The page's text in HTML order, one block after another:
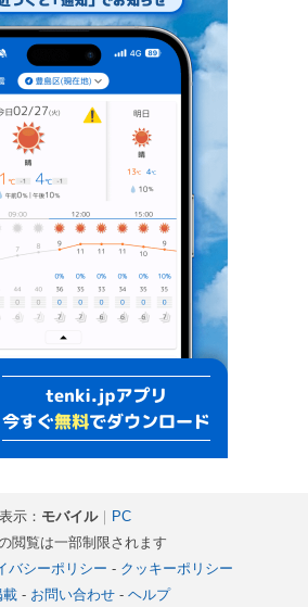
表示： モバイル｜ PC
閲覧は一部制限されます
バシーポリシー - クッキーポリシー
載- お問い合わせ- ヘルプ